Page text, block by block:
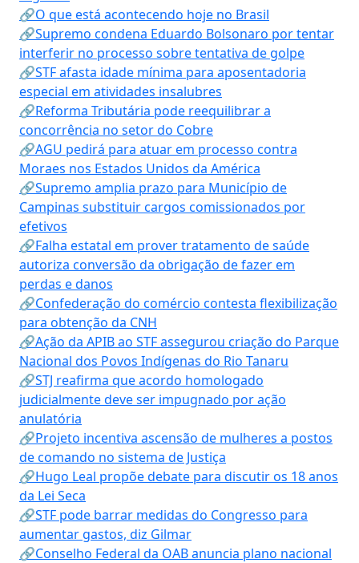
🔗O que está acontecendo hoje no Brasil
🔗Supremo condena Eduardo Bolsonaro por tentar
interferir no processo sobre tentativa de golpe
🔗STF afasta idade mínima para aposentadoria
especial em atividades insalubres
🔗Reforma Tributária pode reequilibrar a
concorrência no setor do Cobre
🔗AGU pedirá para atuar em processo contra
Moraes nos Estados Unidos da América
🔗Supremo amplia prazo para Município de
Campinas substituir cargos comissionados por
efetivos
🔗Falha estatal em prover tratamento de saúde
autoriza conversão da obrigação de fazer em
perdas e danos
🔗Confederação do comércio contesta flexibilização
para obtenção da CNH
🔗Ação da APIB ao STF assegurou criação do Parque
Nacional dos Povos Indígenas do Rio Tanaru
🔗STJ reafirma que acordo homologado
judicialmente deve ser impugnado por ação
anulatória
🔗Projeto incentiva ascensão de mulheres a postos
de comando no sistema de Justiça
🔗Hugo Leal propõe debate para discutir os 18 anos
da Lei Seca
🔗STF pode barrar medidas do Congresso para
aumentar gastos, diz Gilmar
🔗Conselho Federal da OAB anuncia plano nacional